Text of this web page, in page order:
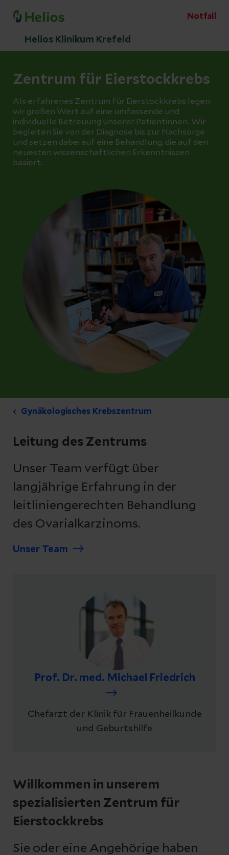
Notfall
Helios Klinikum Krefeld
Zentrum für Eierstockkrebs
Als erfahrenes Zentrum für Eierstockkrebs legen
wir großen Wert auf eine umfassende und
individuelle Betreuung unserer Patientinnen. Wir
begleiten Sie von der Diagnose bis zur Nachsorge
und setzen dabei auf eine Behandlung, die auf den
neuesten wissenschaftlichen Erkenntnissen
basiert.
Gynäkologisches Krebszentrum
Leitung des Zentrums
Unser Team verfügt über
langjährige Erfahrung in der
leitliniengerechten Behandlung
des Ovarialkarzinoms.
Unser Team
Prof. Dr. med. Michael Friedrich
Chefarzt der Klinik für Frauenheilkunde
und Geburtshilfe
Willkommen in unserem
spezialisierten Zentrum für
Eierstockkrebs
Sie oder eine Angehörige haben